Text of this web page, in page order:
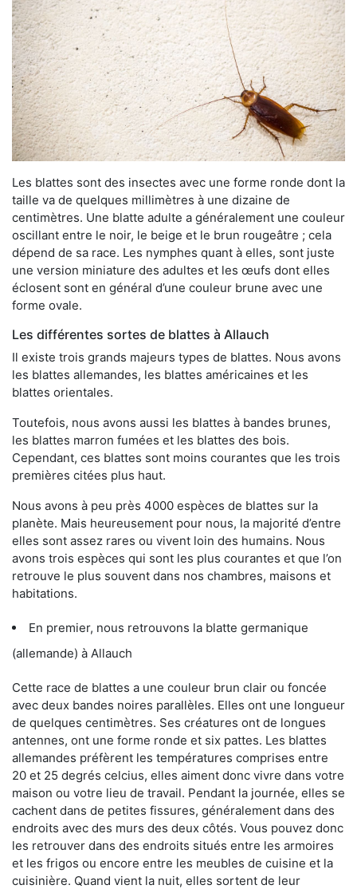
Les blattes sont des insectes avec une forme ronde dont la
taille va de quelques millimètres à une dizaine de
centimètres. Une blatte adulte a généralement une couleur
oscillant entre le noir, le beige et le brun rougeâtre ; cela
dépend de sa race. Les nymphes quant à elles, sont juste
une version miniature des adultes et les œufs dont elles
éclosent sont en général d’une couleur brune avec une
forme ovale.
Les différentes sortes de blattes à Allauch
Il existe trois grands majeurs types de blattes. Nous avons
les blattes allemandes, les blattes américaines et les
blattes orientales.
Toutefois, nous avons aussi les blattes à bandes brunes,
les blattes marron fumées et les blattes des bois.
Cependant, ces blattes sont moins courantes que les trois
premières citées plus haut.
Nous avons à peu près 4000 espèces de blattes sur la
planète. Mais heureusement pour nous, la majorité d’entre
elles sont assez rares ou vivent loin des humains. Nous
avons trois espèces qui sont les plus courantes et que l’on
retrouve le plus souvent dans nos chambres, maisons et
habitations.
En premier, nous retrouvons la blatte germanique
(allemande) à Allauch
Cette race de blattes a une couleur brun clair ou foncée
avec deux bandes noires parallèles. Elles ont une longueur
de quelques centimètres. Ses créatures ont de longues
antennes, ont une forme ronde et six pattes. Les blattes
allemandes préfèrent les températures comprises entre
20 et 25 degrés celcius, elles aiment donc vivre dans votre
maison ou votre lieu de travail. Pendant la journée, elles se
cachent dans de petites fissures, généralement dans des
endroits avec des murs des deux côtés. Vous pouvez donc
les retrouver dans des endroits situés entre les armoires
et les frigos ou encore entre les meubles de cuisine et la
cuisinière. Quand vient la nuit, elles sortent de leur